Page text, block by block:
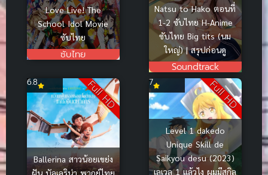
Love Live! The
School Idol Movie
ซับไทย
ซับไทย
Natsu to Hako ตอนที่
1-2 ซับไทย H-Anime
ซับไทย Big tits (นม
ใหญ่) | สรุปก่อนดู
Soundtrack
Full HD
Ballerina สาวน้อยเขย่ง
ฝัน บัลเลริน่า พากย์ไทย
6.8 Full HD
Level 1 dakedo
Unique Skill de
Saikyou desu (2023)
เลเวล 1 แล้วไง ผมมีสกิล
7